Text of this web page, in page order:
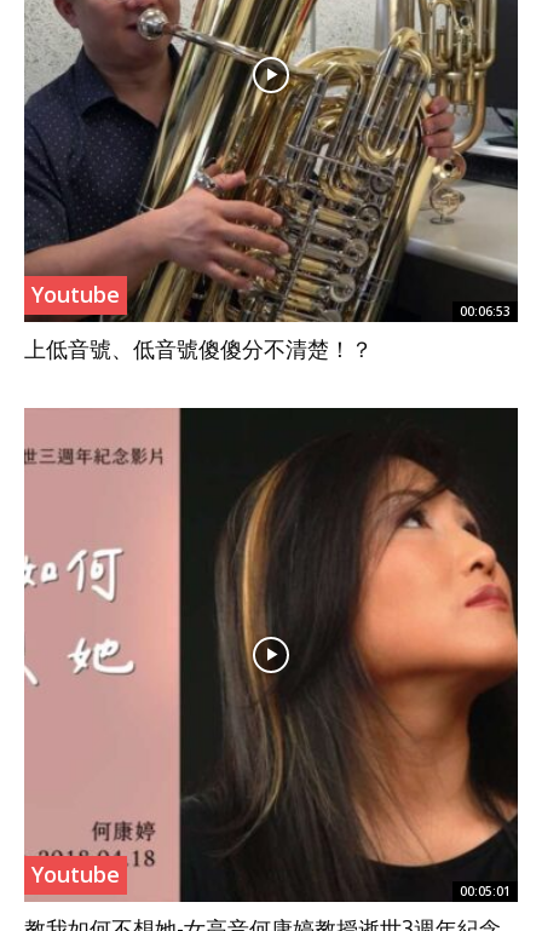
Youtube
00:06:53
上低音號、低音號傻傻分不清楚！？
Youtube
00:05:01